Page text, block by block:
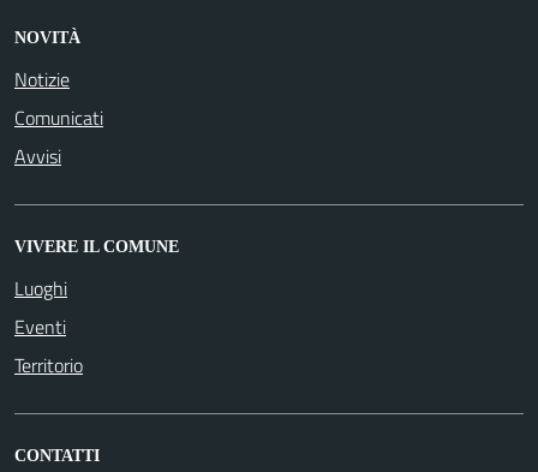
NOVITÀ
Notizie
Comunicati
Avvisi
VIVERE IL COMUNE
Luoghi
Eventi
Territorio
CONTATTI